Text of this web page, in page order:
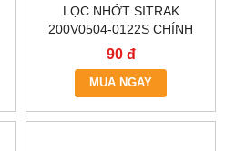
LỌC NHỚT SITRAK
200V0504-0122S CHÍNH
HÃNG – CÓ SẴN TẠI HÀ NỘI
90 đ
MUA NGAY